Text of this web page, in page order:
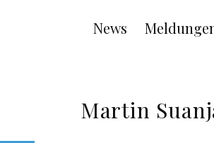
Main
navigation
News
Martin